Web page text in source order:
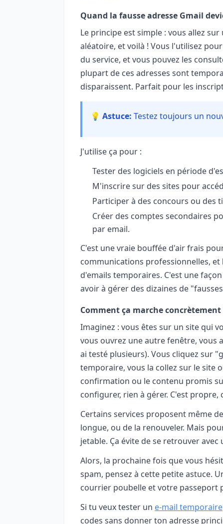
Quand la fausse adresse Gmail
Le principe est simple : vous allez
aléatoire, et voilà ! Vous l'utilisez
du service, et vous pouvez les
plupart de ces adresses sont
disparaissent. Parfait pour les
💡 Astuce: Testez toujours un
J'utilise ça pour :
Tester des logiciels en période
M'inscrire sur des sites pour
Participer à des concours ou des
Créer des comptes secondaires
par email.
C'est une vraie bouffée d'air frais
communications professionnelles, et
d'emails temporaires. C'est une
avoir à gérer des dizaines de
Comment ça marche concrètement
Imaginez : vous êtes sur un site qui
vous ouvrez une autre fenêtre, vous
ai testé plusieurs). Vous cliquez sur
temporaire, vous la collez sur le site
confirmation ou le contenu promis
configurer, rien à gérer. C'est
Certains services proposent même
longue, ou de la renouveler. Mais
jetable. Ça évite de se retrouver
Alors, la prochaine fois que vous
spam, pensez à cette petite astuce.
courrier poubelle et votre passeport
Si tu veux tester un e-mail temporaire
codes sans donner ton adresse